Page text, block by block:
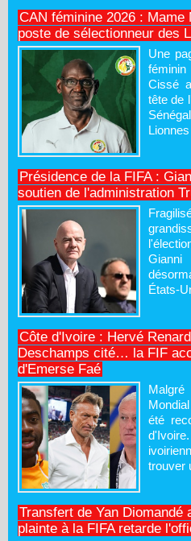
CAN féminine 2026 :
poste de sélectionneur des
Une
Cissé
tête de
Présidence de la FIFA :
soutien de l'administration
États-
Côte d'Ivoire : Hervé
Deschamps cité… la FIF
d'Emerse Faé
été
trouver
Transfert de Yan Diomandé
plainte à la FIFA retarde